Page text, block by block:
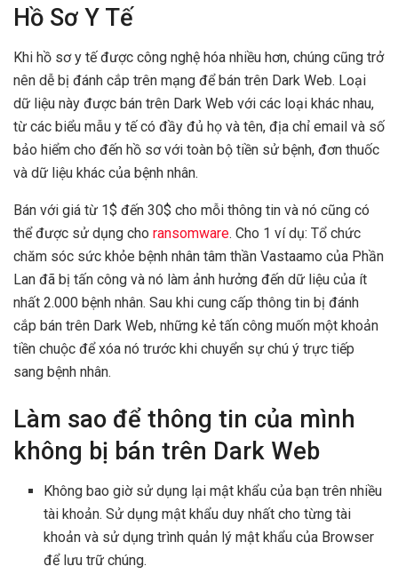
Hồ Sơ Y Tế
Khi hồ sơ y tế được công nghệ hóa nhiều hơn, chúng cũng trở
nên dễ bị đánh cắp trên mạng để bán trên Dark Web. Loại
dữ liệu này được bán trên Dark Web với các loại khác nhau,
từ các biểu mẫu y tế có đầy đủ họ và tên, địa chỉ email và số
bảo hiểm cho đến hồ sơ với toàn bộ tiền sử bệnh, đơn thuốc
và dữ liệu khác của bệnh nhân.
Bán với giá từ 1$ đến 30$ cho mỗi thông tin và nó cũng có
thể được sử dụng cho ransomware. Cho 1 ví dụ: Tổ chức
chăm sóc sức khỏe bệnh nhân tâm thần Vastaamo của Phần
Lan đã bị tấn công và nó làm ảnh hưởng đến dữ liệu của ít
nhất 2.000 bệnh nhân. Sau khi cung cấp thông tin bị đánh
cắp bán trên Dark Web, những kẻ tấn công muốn một khoản
tiền chuộc để xóa nó trước khi chuyển sự chú ý trực tiếp
sang bệnh nhân.
Làm sao để thông tin của mình
không bị bán trên Dark Web
Không bao giờ sử dụng lại mật khẩu của bạn trên nhiều
tài khoản. Sử dụng mật khẩu duy nhất cho từng tài
khoản và sử dụng trình quản lý mật khẩu của Browser
để lưu trữ chúng.